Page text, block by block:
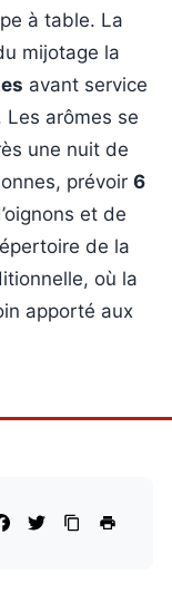
à table. La
mijotage la
avant service
Les arômes se
une nuit de
prévoir 6
et de
de la
où la
apporté aux